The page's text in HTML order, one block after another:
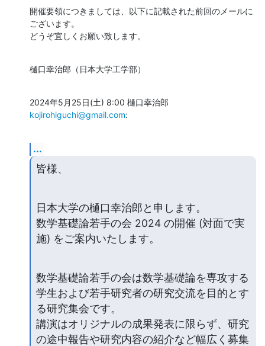
開催要領につきましては、以下に記載された前回のメールに
ございます。
どうぞ宜しくお願い致します。
樋口幸治郎（日本大学工学部）
kojirohiguchi@gmail.com:
...
皆様、
日本大学の樋口幸治郎と申します。
数学基礎論若手の会 2024 の開催 (対面で実
施) をご案内いたします。
数学基礎論若手の会は数学基礎論を専攻する
学生および若手研究者の研究交流を目的とす
る研究集会です。
講演はオリジナルの成果発表に限らず、研究
の途中報告や研究内容の紹介など幅広く募集